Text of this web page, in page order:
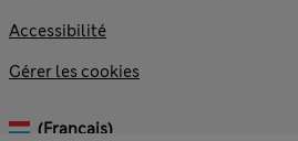
Accessibilité
Gérer les cookies
(français)